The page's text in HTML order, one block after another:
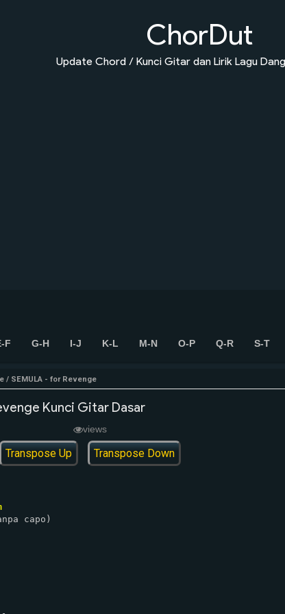
ChorDut
Update Chord / Kunci Gitar dan Lirik Lagu
F G-H I-J K-L M-N O-P Q-R S-T
/ SEMULA - for Revenge
Kunci Gitar Dasar
views
Transpose Up Transpose Down
capo)